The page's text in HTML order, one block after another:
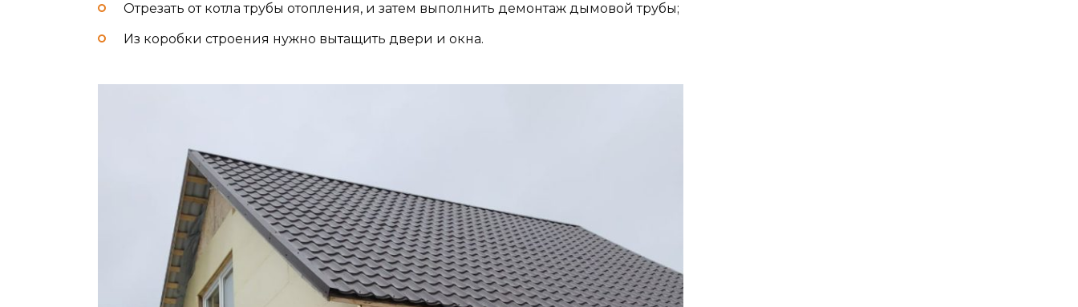
Отрезать от котла трубы отопления, и затем выполнить демонтаж дымовой трубы;
Из коробки строения нужно вытащить двери и окна.